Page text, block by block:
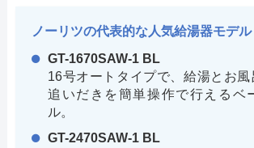
ノーリツの代表的な人気給湯器モデル
GT-1670SAW-1 BL
16号オートタイプで、給湯とお風
追いだきを簡単操作で行えるベ
ル。
GT-2470SAW-1 BL